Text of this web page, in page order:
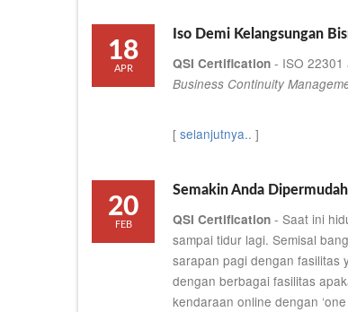
18
APR
Iso Demi Kelangsungan
QSI Certification - ISO 22301
Business Continuity
[ selanjutnya.. ]
20
FEB
Semakin Anda
QSI Certification - Saat ini
sampai tidur lagi. Semisal
sarapan pagi dengan fasilitas
dengan berbagai fasilitas
kendaraan online dengan